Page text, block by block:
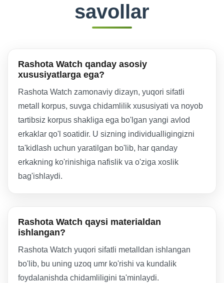
savollar
Rashota Watch qanday asosiy
xususiyatlarga ega?
Rashota Watch zamonaviy dizayn, yuqori sifatli
metall korpus, suvga chidamlilik xususiyati va noyob
tartibsiz korpus shakliga ega bo'lgan yangi avlod
erkaklar qo'l soatidir. U sizning individualligingizni
ta'kidlash uchun yaratilgan bo'lib, har qanday
erkakning ko'rinishiga nafislik va o'ziga xoslik
bag'ishlaydi.
Rashota Watch qaysi materialdan
ishlangan?
Rashota Watch yuqori sifatli metalldan ishlangan
bo'lib, bu uning uzoq umr ko'rishi va kundalik
foydalanishda chidamliligini ta'minlaydi.